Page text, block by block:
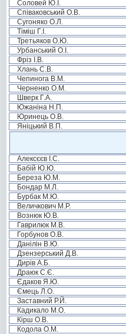
Соловей Ю.І.
Співаковський О.В.
Сугоняко О.Л.
Тіміш Г.І.
Третьяков О.Ю.
Урбанський О.І.
Фріз І.В.
Хлань С.В.
Чепинога В.М.
Черненко О.М.
Шверк Г.А.
Южаніна Н.П.
Юринець О.В.
Яніцький В.П.
Алексєєв І.С.
Бабій Ю.Ю.
Береза Ю.М.
Бондар М.Л.
Бурбак М.Ю.
Величкович М.Р.
Вознюк Ю.В.
Гаврилюк М.В.
Горбунов О.В.
Данілін В.Ю.
Дзензерський Д.В.
Дирів А.Б.
Драюк С.Є.
Єдаков Я.Ю.
Ємець Л.О.
Заставний Р.Й.
Кадикало М.О.
Кірш О.В.
Кодола О.М.